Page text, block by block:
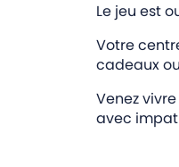
Le jeu est
Votre
cadeaux
Venez
avec